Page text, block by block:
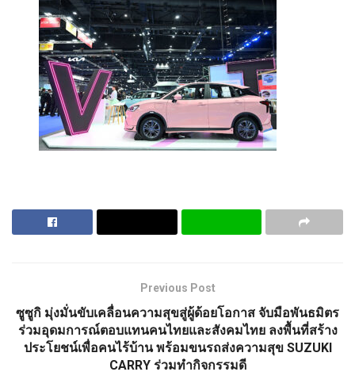
Previous Post
ซูซูกิ มุ่งมั่นขับเคลื่อนความสุขสู่ผู้ด้อยโอกาส จับมือพันธมิตร
ร่วมอุดมการณ์ตอบแทนคนไทยและสังคมไทย ลงพื้นที่สร้าง
ประโยชน์เพื่อคนไร้บ้าน พร้อมขนรถส่งความสุข SUZUKI
CARRY ร่วมทำกิจกรรมดี